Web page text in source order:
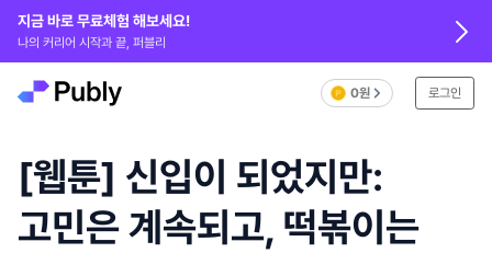
지금 바로 무료체험 해보세요!
나의 커리어 시작과 끝, 퍼블리
0원 로그인
[웹툰] 신입이 되었지만:
고민은 계속되고, 떡볶이는